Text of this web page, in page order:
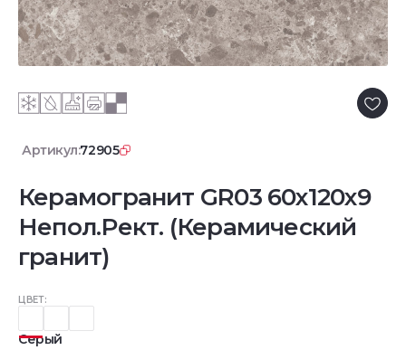
Артикул:72905
Керамогранит GR03 60x120x9
Непол.Рект. (Керамический
гранит)
ЦВЕТ:
Серый